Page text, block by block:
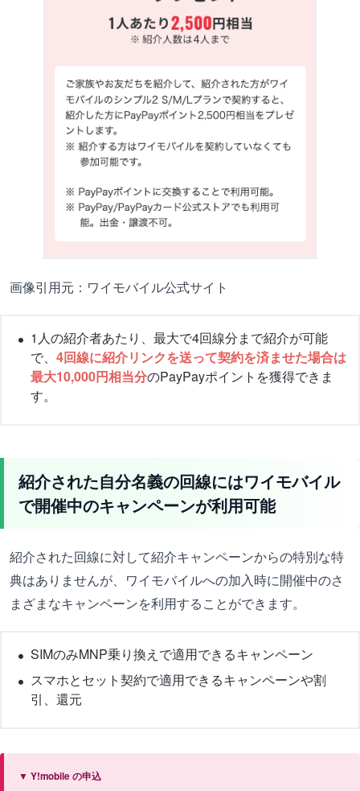
画像引用元：ワイモバイル公式サイト
1人の紹介者あたり、最大で4回線分まで紹介が可能
で、 4回線に紹介リンクを送って契約を済ませた場合は
最大10,000円相当分のPayPayポイントを獲得できま
す。
紹介された自分名義の回線にはワイモバイル
で開催中のキャンペーンが利用可能
紹介された回線に対して紹介キャンペーンからの特別な特
典はありませんが、ワイモバイルへの加入時に開催中のさ
まざまなキャンペーンを利用することができます。
SIMのみMNP乗り換えで適用できるキャンペーン
スマホとセット契約で適用できるキャンペーンや割
引、還元
▼ Y!mobile の申込